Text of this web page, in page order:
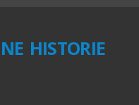
historie